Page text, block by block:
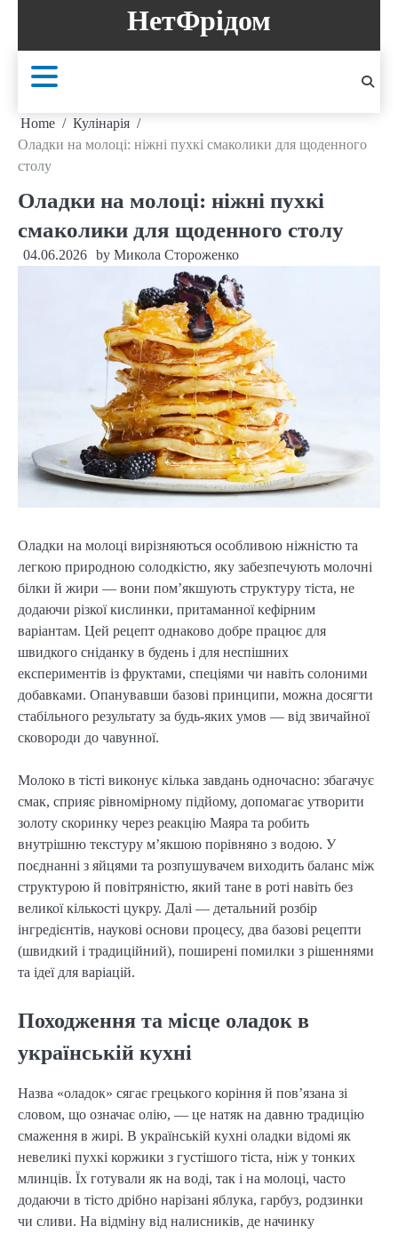
content
НетФрідом
Home
Кулінарія
Оладки на молоці: ніжні пухкі смаколики для щоденного
столу
Оладки на молоці: ніжні пухкі
смаколики для щоденного столу
04.06.2026 by Микола Стороженко
Оладки на молоці вирізняються особливою ніжністю та
легкою природною солодкістю, яку забезпечують молочні
білки й жири — вони пом’якшують структуру тіста, не
додаючи різкої кислинки, притаманної кефірним
варіантам. Цей рецепт однаково добре працює для
швидкого сніданку в будень і для неспішних
експериментів із фруктами, спеціями чи навіть солоними
добавками. Опанувавши базові принципи, можна досягти
стабільного результату за будь-яких умов — від звичайної
сковороди до чавунної.
Молоко в тісті виконує кілька завдань одночасно: збагачує
смак, сприяє рівномірному підйому, допомагає утворити
золоту скоринку через реакцію Маяра та робить
внутрішню текстуру м’якшою порівняно з водою. У
поєднанні з яйцями та розпушувачем виходить баланс між
структурою й повітряністю, який тане в роті навіть без
великої кількості цукру. Далі — детальний розбір
інгредієнтів, наукові основи процесу, два базові рецепти
(швидкий і традиційний), поширені помилки з рішеннями
та ідеї для варіацій.
Походження та місце оладок в
українській кухні
Назва «оладок» сягає грецького коріння й пов’язана зі
словом, що означає олію, — це натяк на давню традицію
смаження в жирі. В українській кухні оладки відомі як
невеликі пухкі коржики з густішого тіста, ніж у тонких
млинців. Їх готували як на воді, так і на молоці, часто
додаючи в тісто дрібно нарізані яблука, гарбуз, родзинки
чи сливи. На відміну від налисників, де начинку